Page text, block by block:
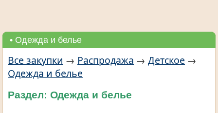
• Одежда и белье
Все закупки → Распродажа → Детское →
Одежда и белье
Раздел: Одежда и белье